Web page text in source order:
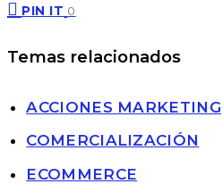
PIN IT 0
Temas relacionados
ACCIONES MARKETING
COMERCIALIZACIÓN
ECOMMERCE